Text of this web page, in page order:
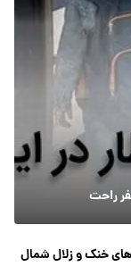
راحت
خنک و زلال شمال